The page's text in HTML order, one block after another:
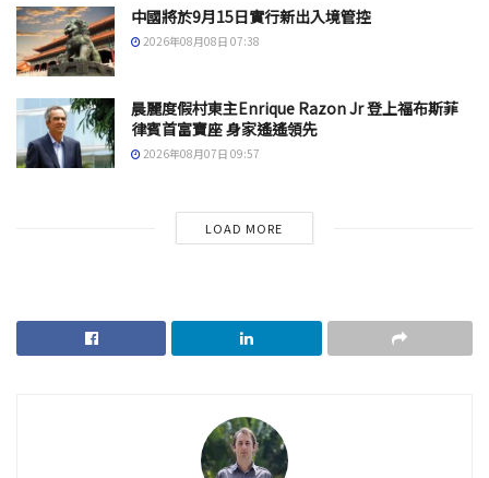
中國將於9月15日實行新出入境管控
2026年08月08日 07:38
晨麗度假村東主Enrique Razon Jr 登上福布斯菲
律賓首富寶座 身家遙遙領先
2026年08月07日 09:57
LOAD MORE